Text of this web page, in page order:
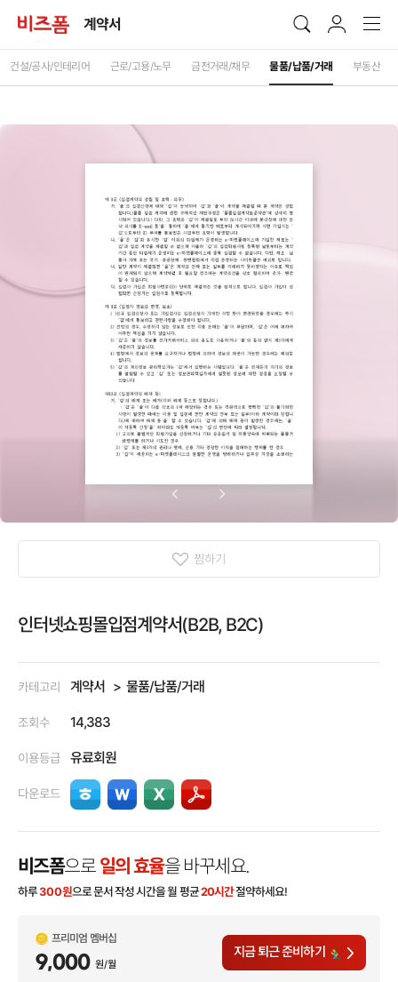
계약서
건설/공사/인테리어 근로/고용/노무 금전거래/채무 물품/납품/거래 부동산
찜하기
인터넷쇼핑몰입점계약서(B2B, B2C)
카테고리 계약서 물품/납품/거래
조회수 14,383
이용등급 유료회원
다운로드
비즈폼으로 일의 효율을 바꾸세요.
하루300원으로 문서 작성 시간을 월 평균20시간절약하세요!
프리미엄 멤버십
9,000 원/월
지금 퇴근 준비하기